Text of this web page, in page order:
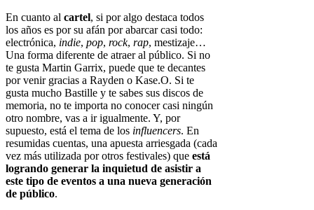
En cuanto al cartel, si por algo destaca todos
los años es por su afán por abarcar casi todo:
electrónica, indie, pop, rock, rap, mestizaje…
Una forma diferente de atraer al público. Si no
te gusta Martin Garrix, puede que te decantes
por venir gracias a Rayden o Kase.O. Si te
gusta mucho Bastille y te sabes sus discos de
memoria, no te importa no conocer casi ningún
otro nombre, vas a ir igualmente. Y, por
supuesto, está el tema de los influencers. En
resumidas cuentas, una apuesta arriesgada (cada
vez más utilizada por otros festivales) que está
logrando generar la inquietud de asistir a
este tipo de eventos a una nueva generación
de público.